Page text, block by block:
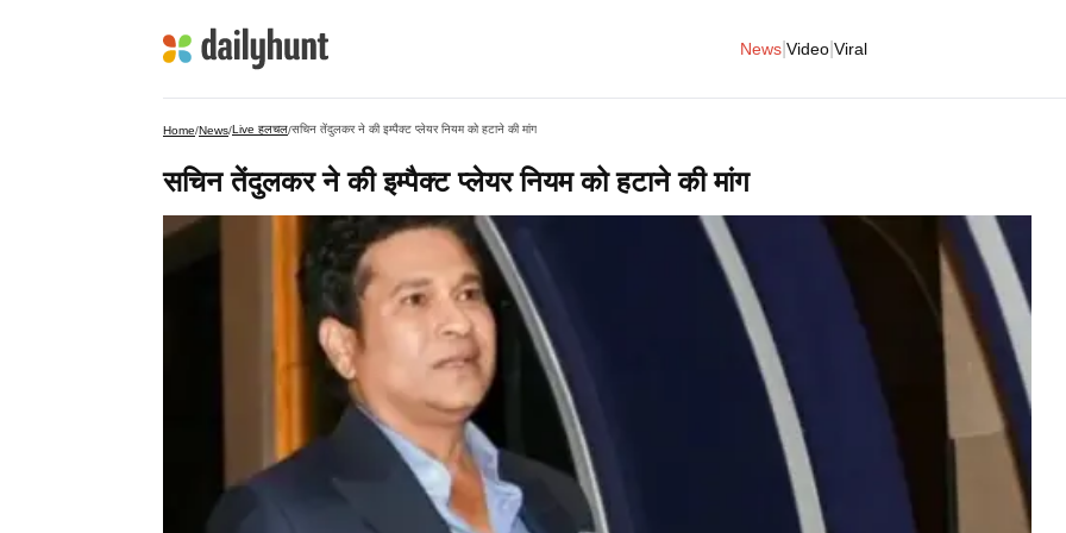
News Video Viral
Home/News/Live हलचल/सचिन तेंदुलकर ने की इम्पैक्ट प्लेयर नियम को हटाने की मांग
सचिन तेंदुलकर ने की इम्पैक्ट प्लेयर नियम को हटाने की मांग